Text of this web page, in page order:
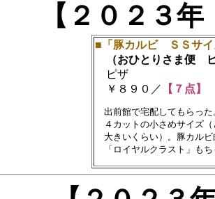
【２０２３
■「豚カルビ ＳＳサイ
（おひとりさま便
ピザ
￥８９０／ 【７点】
出前館で宅配してもらった
４カットの小さめサイズ
大きいくらい）。豚カルビ